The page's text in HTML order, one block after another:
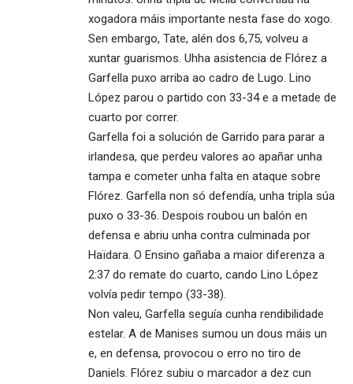
xogadora máis importante nesta fase do xogo.
Sen embargo, Tate, alén dos 6,75, volveu a
xuntar guarismos. Uhha asistencia de Flórez a
Garfella puxo arriba ao cadro de Lugo. Lino
López parou o partido con 33-34 e a metade de
cuarto por correr.
Garfella foi a solución de Garrido para parar a
irlandesa, que perdeu valores ao apañar unha
tampa e cometer unha falta en ataque sobre
Flórez. Garfella non só defendía, unha tripla súa
puxo o 33-36. Despois roubou un balón en
defensa e abriu unha contra culminada por
Haïdara. O Ensino gañaba a maior diferenza a
2:37 do remate do cuarto, cando Lino López
volvía pedir tempo (33-38).
Non valeu, Garfella seguía cunha rendibilidade
estelar. A de Manises sumou un dous máis un
e, en defensa, provocou o erro no tiro de
Daniels. Flórez subiu o marcador a dez cun